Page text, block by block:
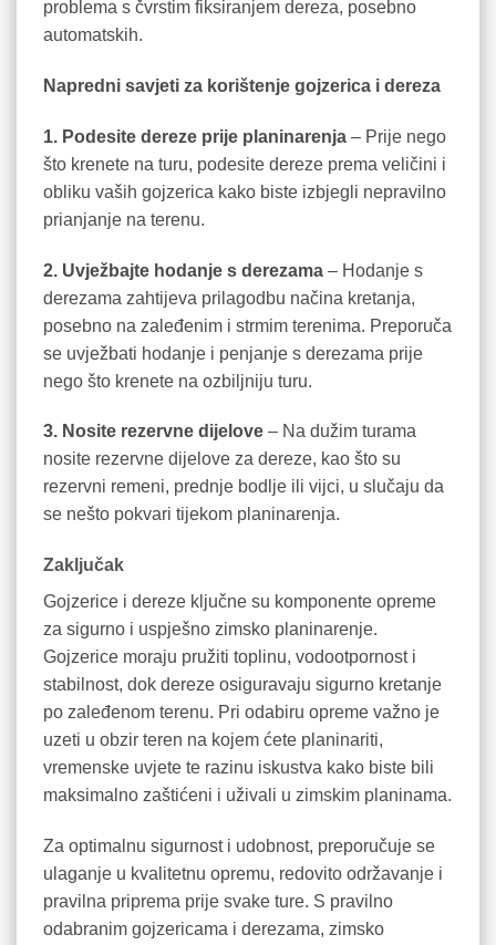
problema s čvrstim fiksiranjem dereza, posebno
automatskih.
Napredni savjeti za korištenje gojzerica i dereza
1. Podesite dereze prije planinarenja – Prije nego
što krenete na turu, podesite dereze prema veličini i
obliku vaših gojzerica kako biste izbjegli nepravilno
prianjanje na terenu.
2. Uvježbajte hodanje s derezama – Hodanje s
derezama zahtijeva prilagodbu načina kretanja,
posebno na zaleđenim i strmim terenima. Preporuča
se uvježbati hodanje i penjanje s derezama prije
nego što krenete na ozbiljniju turu.
3. Nosite rezervne dijelove – Na dužim turama
nosite rezervne dijelove za dereze, kao što su
rezervni remeni, prednje bodlje ili vijci, u slučaju da
se nešto pokvari tijekom planinarenja.
Zaključak
Gojzerice i dereze ključne su komponente opreme
za sigurno i uspješno zimsko planinarenje.
Gojzerice moraju pružiti toplinu, vodootpornost i
stabilnost, dok dereze osiguravaju sigurno kretanje
po zaleđenom terenu. Pri odabiru opreme važno je
uzeti u obzir teren na kojem ćete planinariti,
vremenske uvjete te razinu iskustva kako biste bili
maksimalno zaštićeni i uživali u zimskim planinama.
Za optimalnu sigurnost i udobnost, preporučuje se
ulaganje u kvalitetnu opremu, redovito održavanje i
pravilna priprema prije svake ture. S pravilno
odabranim gojzericama i derezama, zimsko